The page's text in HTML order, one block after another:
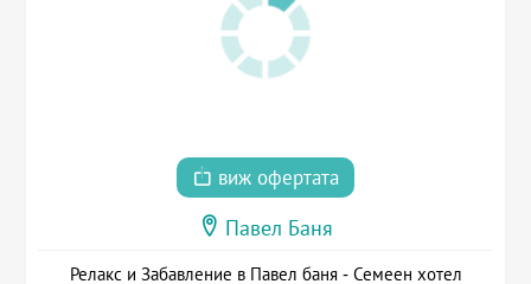
виж офертата
Павел Баня
Релакс и Забавление в Павел баня - Семеен хотел